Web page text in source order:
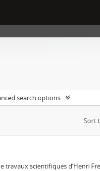
search options
Sort
scientifiques d’Henri